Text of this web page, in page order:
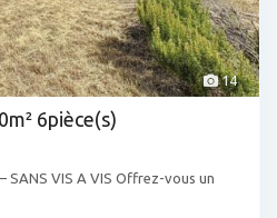
14
6pièce(s)
SANS VIS A VIS Offrez-vous un